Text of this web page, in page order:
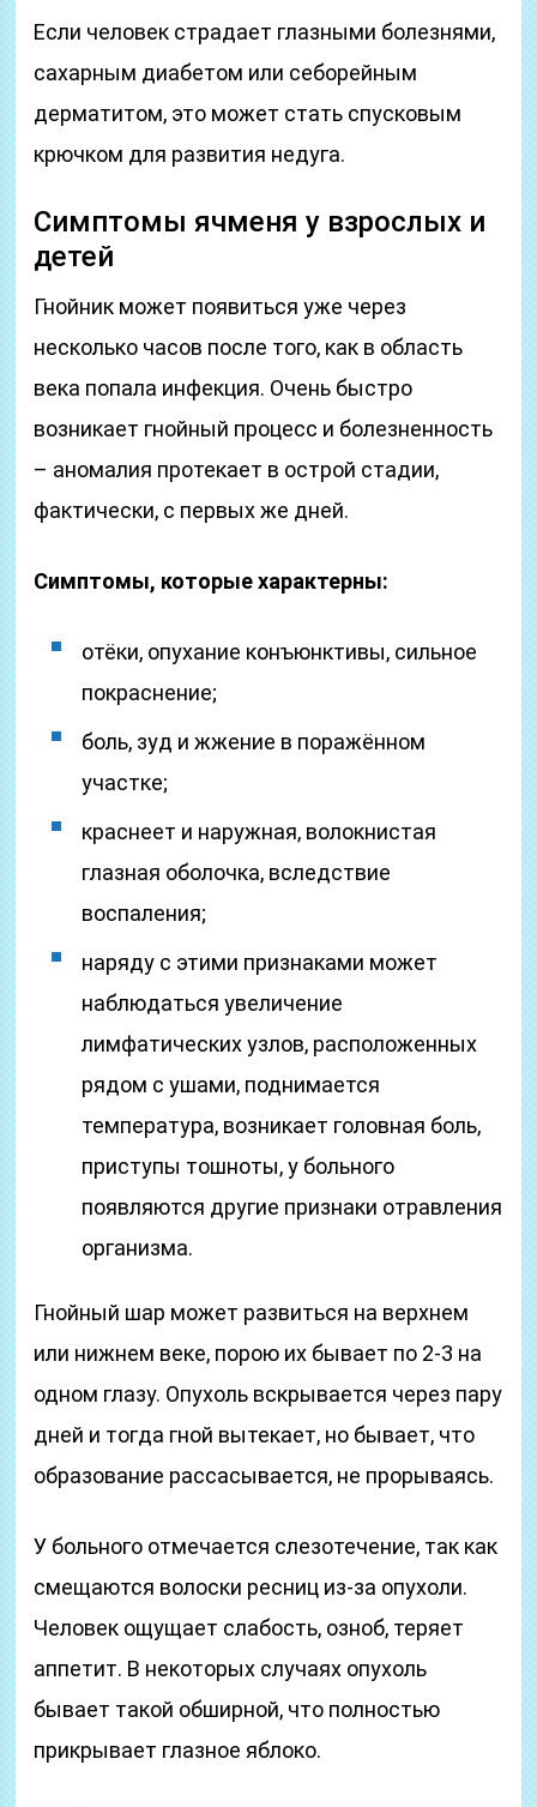
Если человек страдает глазными болезнями,
сахарным диабетом или себорейным
дерматитом, это может стать спусковым
крючком для развития недуга.
Симптомы ячменя у взрослых и
детей
Гнойник может появиться уже через
несколько часов после того, как в область
века попала инфекция. Очень быстро
возникает гнойный процесс и болезненность
– аномалия протекает в острой стадии,
фактически, с первых же дней.
Симптомы, которые характерны:
отёки, опухание конъюнктивы, сильное
покраснение;
боль, зуд и жжение в поражённом
участке;
краснеет и наружная, волокнистая
глазная оболочка, вследствие
воспаления;
наряду с этими признаками может
наблюдаться увеличение
лимфатических узлов, расположенных
рядом с ушами, поднимается
температура, возникает головная боль,
приступы тошноты, у больного
появляются другие признаки отравления
организма.
Гнойный шар может развиться на верхнем
или нижнем веке, порою их бывает по 2-3 на
одном глазу. Опухоль вскрывается через пару
дней и тогда гной вытекает, но бывает, что
образование рассасывается, не прорываясь.
У больного отмечается слезотечение, так как
смещаются волоски ресниц из-за опухоли.
Человек ощущает слабость, озноб, теряет
аппетит. В некоторых случаях опухоль
бывает такой обширной, что полностью
прикрывает глазное яблоко.